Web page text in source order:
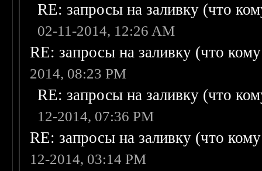
RE: запросы на заливку (что
02-11-2014, 12:26 AM
RE: запросы на заливку (что
2014, 08:23 PM
RE: запросы на заливку (что
12-2014, 07:36 PM
RE: запросы на заливку (что
12-2014, 03:14 PM